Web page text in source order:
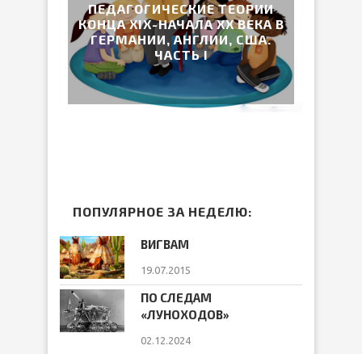
ПЕДАГОГИЧЕСКИЕ ТЕОРИИ
КОНЦА ХIХ-НАЧАЛА ХХ ВЕКА В
ГЕРМАНИИ, АНГЛИИ, США.
ЧАСТЬ I
ПОПУЛЯРНОЕ ЗА НЕДЕЛЮ:
ВИГВАМ
19.07.2015
ПО СЛЕДАМ
«ЛУНОХОДОВ»
02.12.2024